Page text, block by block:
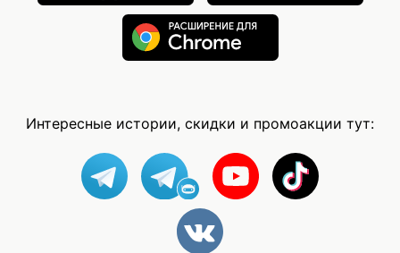
Интересные истории, скидки и промоакции тут: